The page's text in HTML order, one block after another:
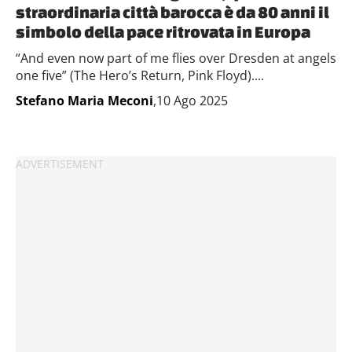
straordinaria città barocca è da 80 anni il
simbolo della pace ritrovata in Europa
“And even now part of me flies over Dresden at angels
one five” (The Hero’s Return, Pink Floyd)....
Stefano Maria Meconi,10 Ago 2025